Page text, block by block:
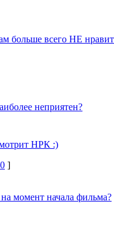
больше всего НЕ
неприятен?
НРК :)
]
момент начала фильма?